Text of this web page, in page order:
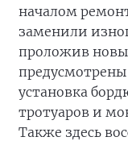
началом
заменили
проложив
установка
тротуаров и
Также здесь